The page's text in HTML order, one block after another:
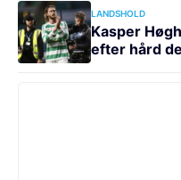
LANDSHOLD
Kasper
efter hård